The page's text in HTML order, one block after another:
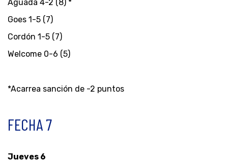
Aguada 4-2 (8) *
Goes 1-5 (7)
Cordón 1-5 (7)
Welcome 0-6 (5)
*Acarrea sanción de -2 puntos
FECHA 7
Jueves 6